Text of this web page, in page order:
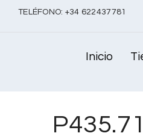
TELÉFONO: +34 622437781
Inicio